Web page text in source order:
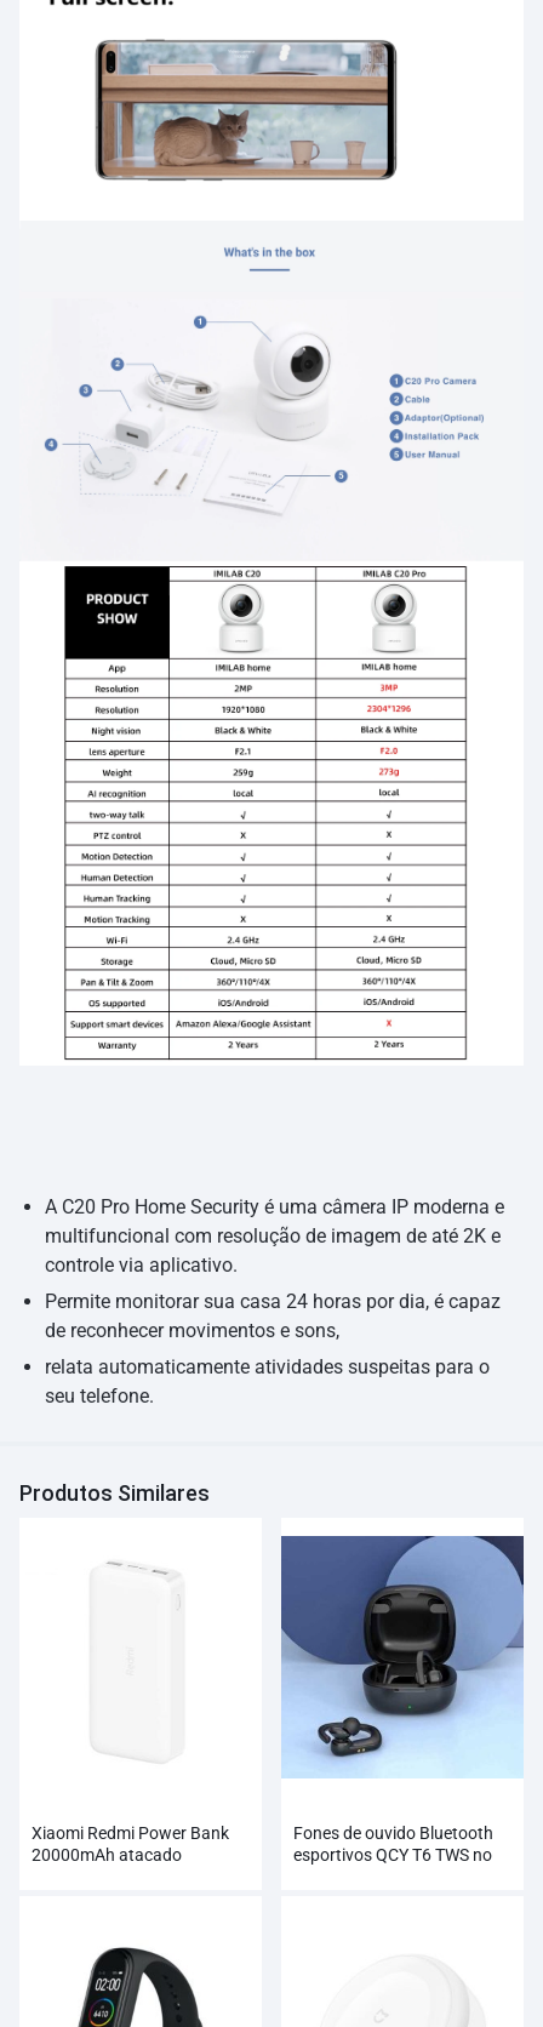
A C20 Pro Home Security é uma câmera IP moderna e
multifuncional com resolução de imagem de até 2K e
controle via aplicativo.
Permite monitorar sua casa 24 horas por dia, é capaz
de reconhecer movimentos e sons,
relata automaticamente atividades suspeitas para o
seu telefone.
Produtos Similares
Xiaomi Redmi Power Bank
20000mAh atacado
Fones de ouvido Bluetooth
esportivos QCY T6 TWS no